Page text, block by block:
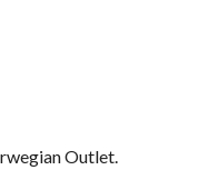
Outlet.